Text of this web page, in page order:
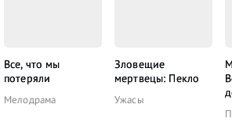
Все, что мы
потеряли
Мелодрама
Зловещие
мертвецы: Пекло
Ужасы